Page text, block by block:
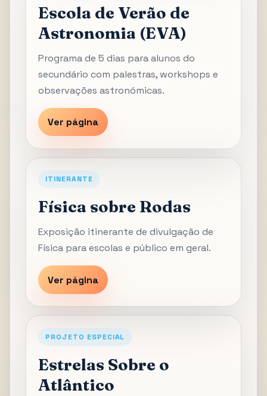
Escola de Verão de
Astronomia (EVA)
Programa de 5 dias para alunos do
secundário com palestras, workshops e
observações astronómicas.
Ver página
ITINERANTE
Física sobre Rodas
Exposição itinerante de divulgação de
Física para escolas e público em geral.
Ver página
PROJETO ESPECIAL
Estrelas Sobre o
Atlântico